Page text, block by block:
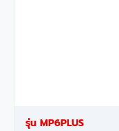
รุ่น MP6PLUS